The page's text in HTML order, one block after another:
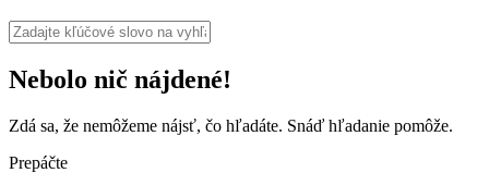
Nebolo nič nájdené!
Zdá sa, že nemôžeme nájsť, čo hľadáte. Snáď hľadanie pomôže.
Prepáčte